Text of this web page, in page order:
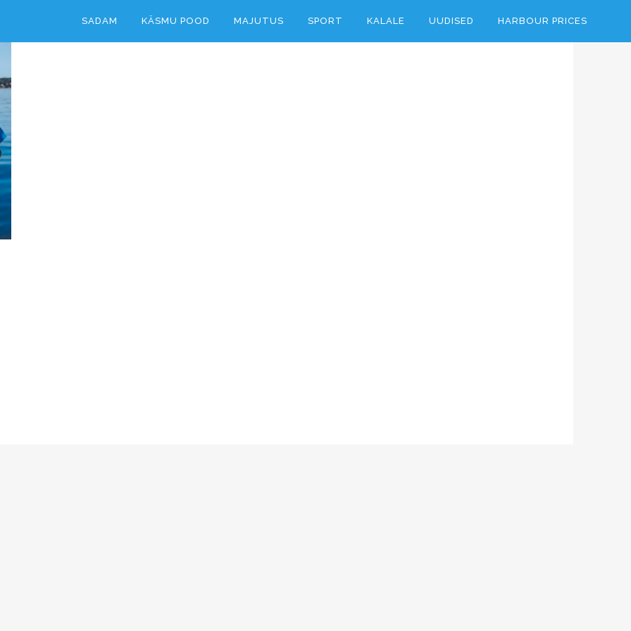
SADAM KÄSMU POOD MAJUTUS SPORT KALALE UUDISED HARBOUR PRICES